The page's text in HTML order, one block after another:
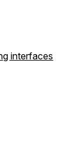
interfaces